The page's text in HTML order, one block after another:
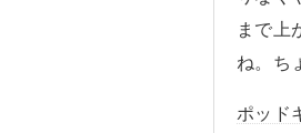
まで上
ね。ち
ポッド